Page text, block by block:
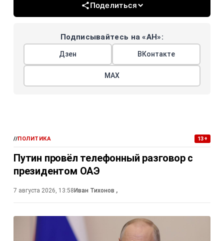
Поделиться
Подписывайтесь на «АН»:
Дзен ВКонтакте
МАХ
//ПОЛИТИКА 13+
Путин провёл телефонный разговор с
президентом ОАЭ
7 августа 2026, 13:58 Иван Тихонов ,